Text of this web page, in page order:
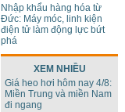
Nhập khẩu hàng hóa từ
Đức: Máy móc, linh kiện
điện tử làm động lực bứt
phá
XEM NHIỀU
Giá heo hơi hôm nay 4/8:
Miền Trung và miền Nam
đi ngang